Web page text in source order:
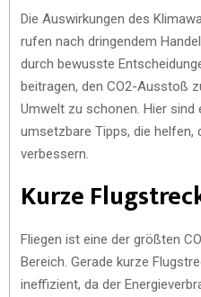
Die Auswirkungen des
rufen nach dringendem
durch bewusste
beitragen, den CO2-Ausstoß
Umwelt zu schonen. Hier sind
umsetzbare Tipps, die helfen,
verbessern.
Kurze
Fliegen ist eine der größten
Bereich. Gerade kurze
ineffizient, da der